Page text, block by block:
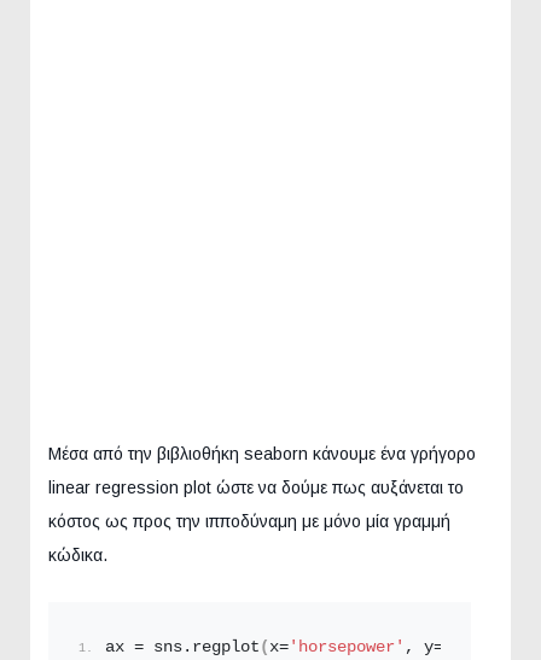
Μέσα από την βιβλιοθήκη seaborn κάνουμε ένα γρήγορο
linear regression plot ώστε να δούμε πως αυξάνεται το
κόστος ως προς την ιπποδύναμη με μόνο μία γραμμή
κώδικα.
ax = sns. regplot ( x= 'horsepower' , y=